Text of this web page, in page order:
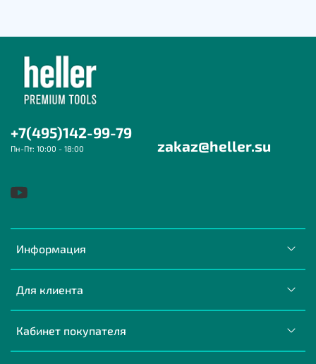
Информация
Для клиента
Кабинет покупателя
+7(495)142-99-79
Пн-Пт: 10:00 - 18:00 zakaz@heller.su